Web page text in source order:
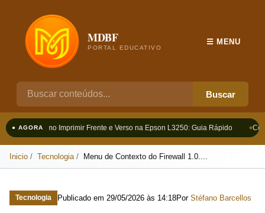
MDBF
PORTAL EDUCATIVO
Buscar
☰ MENU
● AGORAComo Imprimir Frente e Verso na Epson L3250: Guia Rápido
Inicio Tecnologia Menu de Contexto do Firewall 1.0....
Tecnologia Publicado em 29/05/2026 às 14:18Por Stéfano Barcellos